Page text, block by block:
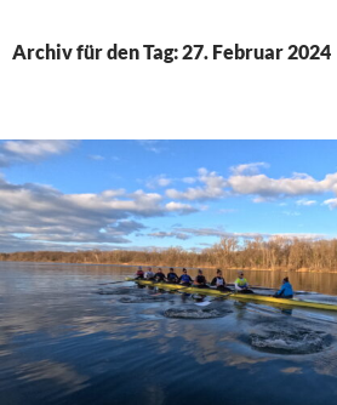
Archiv für den Tag: 27. Februar 2024